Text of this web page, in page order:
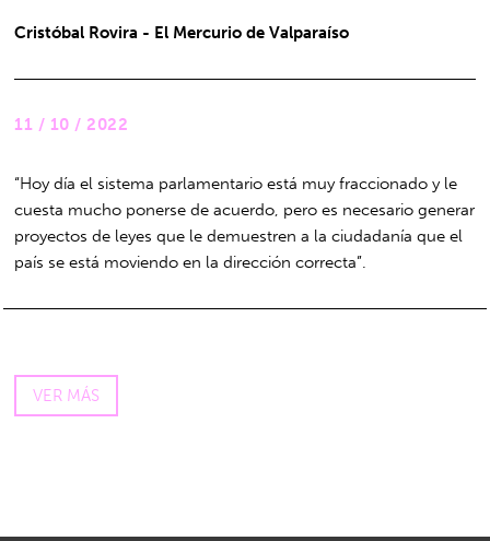
Cristóbal Rovira - El Mercurio de Valparaíso
11 / 10 / 2022
“Hoy día el sistema parlamentario está muy fraccionado y le
cuesta mucho ponerse de acuerdo, pero es necesario generar
proyectos de leyes que le demuestren a la ciudadanía que el
país se está moviendo en la dirección correcta”.
VER MÁS